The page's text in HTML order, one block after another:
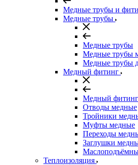
Медные трубы и
Медные трубы
Медные трубы
Медные трубы
Медные трубы
Медный фитинг
Медный фитинг
Отводы медные
Тройники
Муфты медные
Переходы
Заглушки
Теплоизоляция